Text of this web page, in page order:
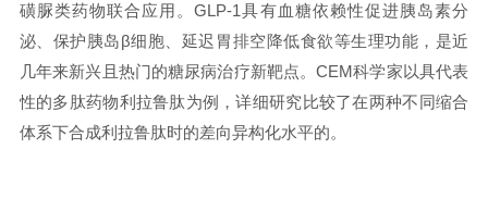
磺脲类药物联合应用。GLP-1具有血糖依赖性促进胰岛素分
泌、保护胰岛β细胞、延迟胃排空降低食欲等生理功能，是近
几年来新兴且热门的糖尿病治疗新靶点。CEM科学家以具代表
性的多肽药物利拉鲁肽为例，详细研究比较了在两种不同缩合
体系下合成利拉鲁肽时的差向异构化水平的。